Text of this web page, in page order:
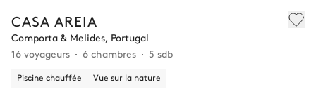
CASA AREIA
Comporta & Melides, Portugal
16 voyageurs
6 chambres 5 sdb
Piscine chauffée Vue sur la nature